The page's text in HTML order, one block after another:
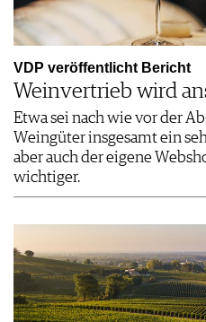
VDP veröffentlicht Bericht
Weinvertrieb wird
Etwa sei nach wie vor der
Weingüter insgesamt ein
aber auch der eigene
wichtiger.